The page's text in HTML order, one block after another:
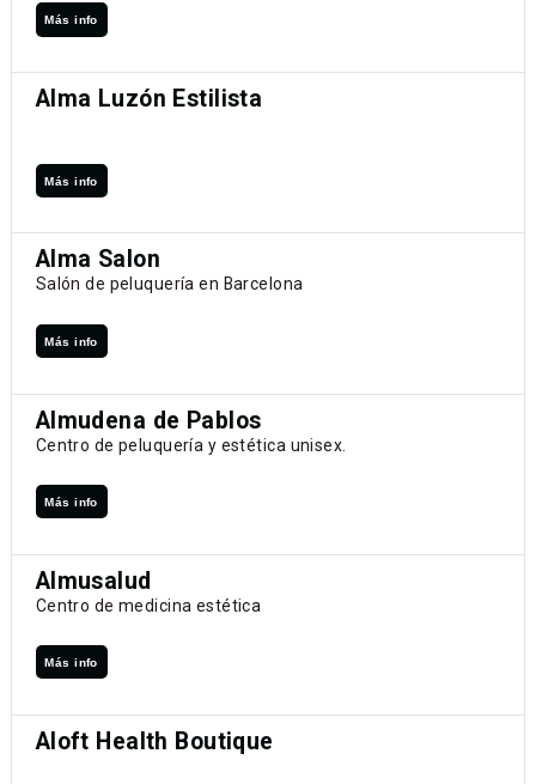
Más info
Alma Luzón Estilista
Más info
Alma Salon
Salón de peluquería en Barcelona
Más info
Almudena de Pablos
Centro de peluquería y estética unisex.
Más info
Almusalud
Centro de medicina estética
Más info
Aloft Health Boutique